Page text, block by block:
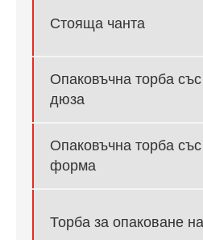
Стояща чанта
Опаковъчна торба
дюза
Опаковъчна торба
форма
Торба за опаковане